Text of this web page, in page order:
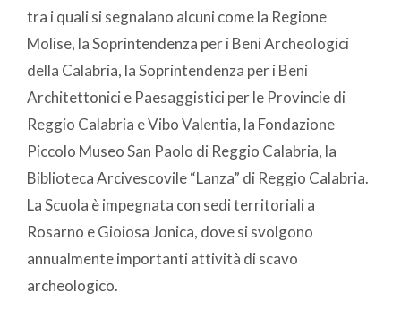
tra i quali si segnalano alcuni come la Regione
Molise, la Soprintendenza per i Beni Archeologici
della Calabria, la Soprintendenza per i Beni
Architettonici e Paesaggistici per le Provincie di
Reggio Calabria e Vibo Valentia, la Fondazione
Piccolo Museo San Paolo di Reggio Calabria, la
Biblioteca Arcivescovile “Lanza” di Reggio Calabria.
La Scuola è impegnata con sedi territoriali a
Rosarno e Gioiosa Jonica, dove si svolgono
annualmente importanti attività di scavo
archeologico.